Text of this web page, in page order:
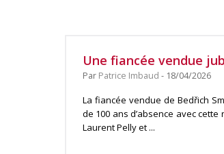
Une fiancée vendue
Par Patrice Imbaud - 18/04/2026
La fiancée vendue de Bedřich
de 100 ans d’absence avec
Laurent Pelly et ...